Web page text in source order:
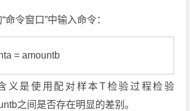
命令窗口”中输入命令：
义是使用配对样本T检验过程检验
之间是否存在明显的差别。